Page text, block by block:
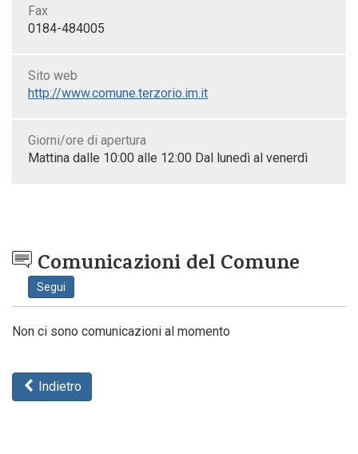
Fax
0184-484005
Sito web
http://www.comune.terzorio.im.it
Giorni/ore di apertura
Mattina dalle 10:00 alle 12:00 Dal lunedì al venerdì
Comunicazioni del Comune
Segui
Non ci sono comunicazioni al momento
Indietro